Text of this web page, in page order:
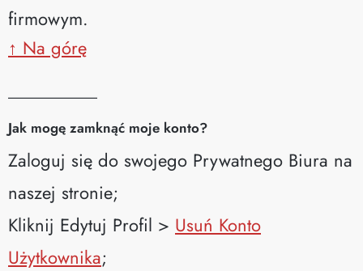
firmowym.
↑ Na górę
Jak mogę zamknąć moje konto?
Zaloguj się do swojego Prywatnego Biura na
naszej stronie;
Kliknij Edytuj Profil > Usuń Konto
Użytkownika;